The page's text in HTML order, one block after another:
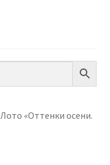
Лото «Оттенки осени.